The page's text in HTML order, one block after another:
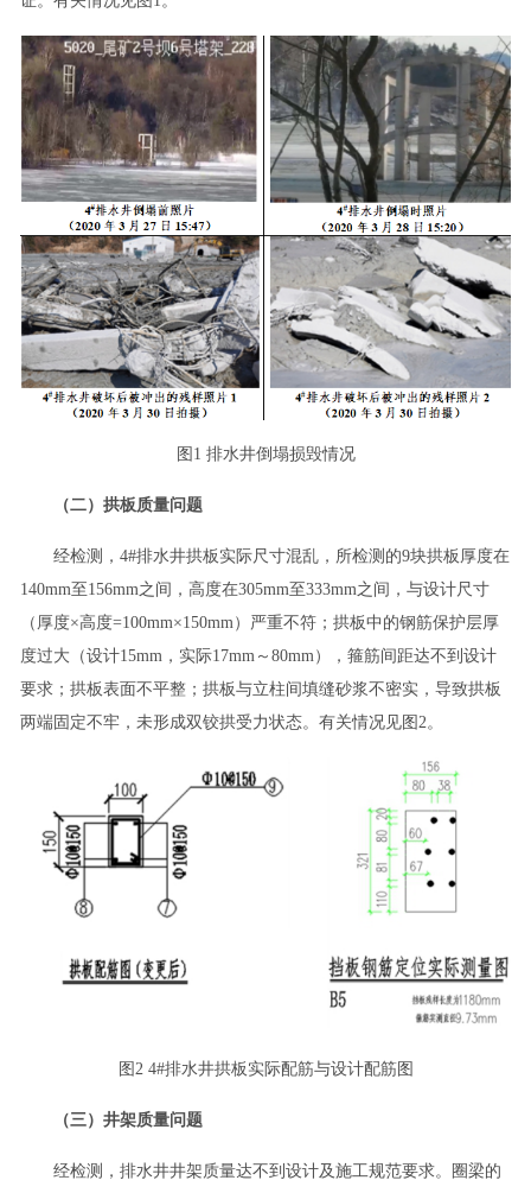
图1 排水井倒塌损毁情况
（二）拱板质量问题
经检测，4#排水井拱板实际尺寸混乱，所检测的9块拱板厚度在
140mm至156mm之间，高度在305mm至333mm之间，与设计尺寸
（厚度×高度=100mm×150mm）严重不符；拱板中的钢筋保护层厚
度过大（设计15mm，实际17mm～80mm），箍筋间距达不到设计
要求；拱板表面不平整；拱板与立柱间填缝砂浆不密实，导致拱板
两端固定不牢，未形成双铰拱受力状态。有关情况见图2。
图2 4#排水井拱板实际配筋与设计配筋图
（三）井架质量问题
经检测，排水井井架质量达不到设计及施工规范要求。圈梁的